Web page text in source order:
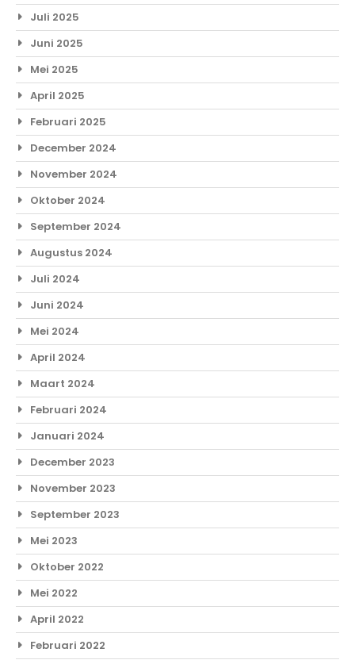
Juli 2025
Juni 2025
Mei 2025
April 2025
Februari 2025
December 2024
November 2024
Oktober 2024
September 2024
Augustus 2024
Juli 2024
Juni 2024
Mei 2024
April 2024
Maart 2024
Februari 2024
Januari 2024
December 2023
November 2023
September 2023
Mei 2023
Oktober 2022
Mei 2022
April 2022
Februari 2022